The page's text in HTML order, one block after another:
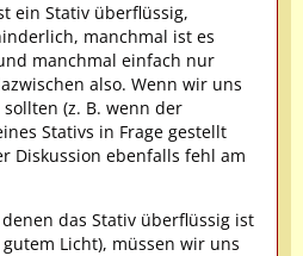
ein Stativ überflüssig,
manchmal ist es
manchmal einfach nur
also. Wenn wir uns
(z. B. wenn der
Stativs in Frage gestellt
Diskussion ebenfalls fehl am
das Stativ überflüssig ist
Licht), müssen wir uns